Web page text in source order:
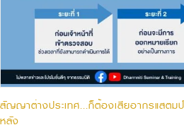
สัญญาต่างประเทศ...ก็ต้องเสียอากรแสตม
หลัง